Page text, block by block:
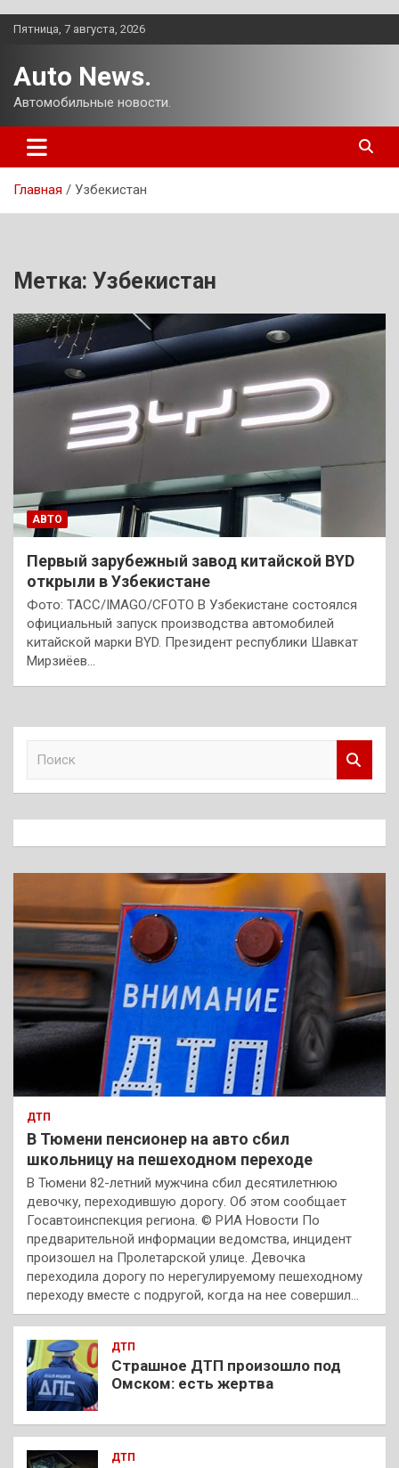
Перейти
Пятница, 7 августа, 2026
Auto News.
Автомобильные новости.
Главная Узбекистан
Метка: Узбекистан
АВТО
Первый зарубежный завод китайской BYD
открыли в Узбекистане
Фото: ТАСС/IMAGO/CFOTO В Узбекистане состоялся
официальный запуск производства автомобилей
китайской марки BYD. Президент республики Шавкат
Мирзиёев…
к
ДТП
В Тюмени пенсионер на авто сбил
школьницу на пешеходном переходе
В Тюмени 82-летний мужчина сбил десятилетнюю
девочку, переходившую дорогу. Об этом сообщает
Госавтоинспекция региона. © РИА Новости По
предварительной информации ведомства, инцидент
произошел на Пролетарской улице. Девочка
переходила дорогу по нерегулируемому пешеходному
переходу вместе с подругой, когда на нее совершил…
ДТП
Страшное ДТП произошло под
Омском: есть жертва
ДТП